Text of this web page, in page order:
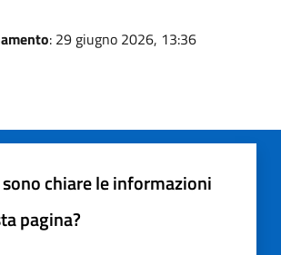
: 29 giugno 2026, 13:36
chiare le informazioni
pagina?